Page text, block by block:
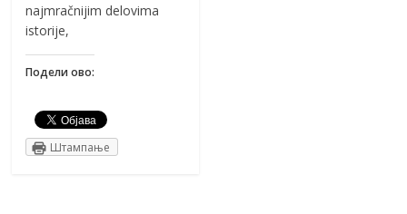
najmračnijim delovima
istorije,
Подели ово:
Штампање